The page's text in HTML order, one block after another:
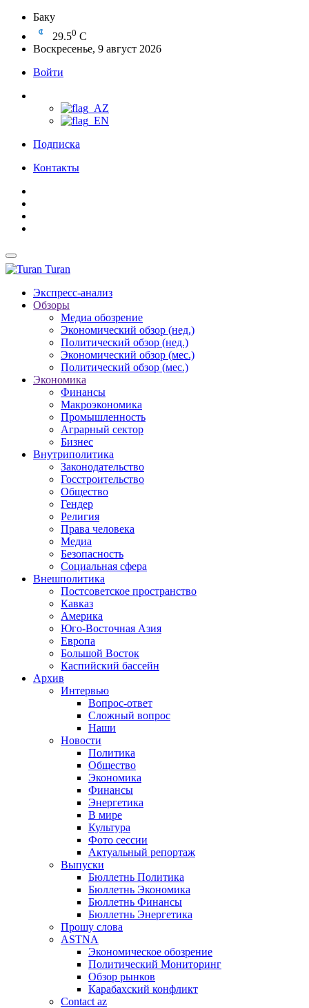
Баку
29.50 C
Воскресенье, 9 август 2026
Войти
Подписка
Контакты
Turan
Экспресс-анализ
Обзоры
Медиа обозрение
Экономический обзор (нед.)
Политический обзор (нед.)
Экономический обзор (мес.)
Политический обзор (мес.)
Экономика
Финансы
Макроэкономика
Промышленность
Аграрный сектор
Бизнес
Внутриполитика
Законодательство
Госстроительство
Общество
Гендер
Религия
Права человека
Медиа
Безопасность
Социальная сфера
Внешполитика
Постсоветское пространство
Кавказ
Америка
Юго-Восточная Азия
Европа
Большой Восток
Каспийский бассейн
Архив
Интервью
Вопрос-ответ
Сложный вопрос
Наши
Новости
Политика
Общество
Экономика
Финансы
Энергетика
В мире
Культура
Фото сессии
Актуальный репортаж
Выпуски
Бюллетнь Политика
Бюллетнь Экономика
Бюллетнь Финансы
Бюллетнь Энергетика
Прошу слова
ASTNA
Экономическое обозрение
Политический Мониторинг
Обзор рынков
Карабахский конфликт
Contact az